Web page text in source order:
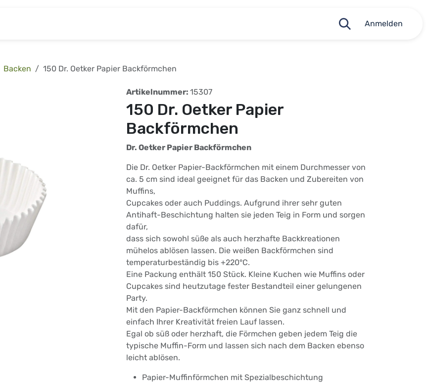
Anmelden
Backen 150 Dr. Oetker Papier Backförmchen
Artikelnummer: 15307
150 Dr. Oetker Papier
Backförmchen
Dr. Oetker Papier Backförmchen
Die Dr. Oetker Papier-Backförmchen mit einem Durchmesser von
ca. 5 cm sind ideal geeignet für das Backen und Zubereiten von
Muffins,
Cupcakes oder auch Puddings. Aufgrund ihrer sehr guten
Antihaft-Beschichtung halten sie jeden Teig in Form und sorgen
dafür,
dass sich sowohl süße als auch herzhafte Backkreationen
mühelos ablösen lassen. Die weißen Backförmchen sind
temperaturbeständig bis +220°C.
Eine Packung enthält 150 Stück. Kleine Kuchen wie Muffins oder
Cupcakes sind heutzutage fester Bestandteil einer gelungenen
Party.
Mit den Papier-Backförmchen können Sie ganz schnell und
einfach Ihrer Kreativität freien Lauf lassen.
Egal ob süß oder herzhaft, die Förmchen geben jedem Teig die
typische Muffin-Form und lassen sich nach dem Backen ebenso
leicht ablösen.
Papier-Muffinförmchen mit Spezialbeschichtung